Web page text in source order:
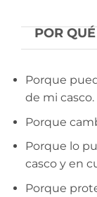
POR
Porque
de mi casco.
Porque
Porque lo
casco y en
Porque